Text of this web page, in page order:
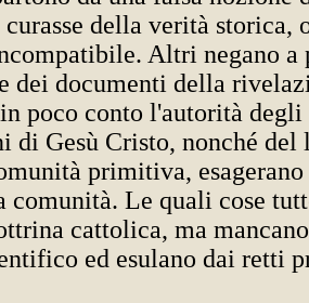
curasse della verità storica,
Altri negano
dei documenti della
poco conto l'autorità
di Gesù Cristo, nonché
primitiva,
comunità. Le quali cose
cattolica, ma
ed esulano dai retti